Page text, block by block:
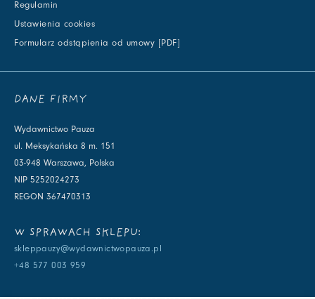
Regulamin
Ustawienia cookies
Formularz odstąpienia od umowy [PDF]
DANE FIRMY
Wydawnictwo Pauza
ul. Meksykańska 8 m. 151
03-948 Warszawa, Polska
NIP 5252024273
REGON 367470313
W SPRAWACH SKLEPU:
skleppauzy@wydawnictwopauza.pl
+48 577 003 959